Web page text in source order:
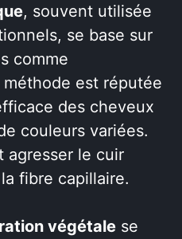
, souvent utilisée
se base sur
comme
méthode est réputée
des cheveux
couleurs variées.
agresser le cuir
fibre capillaire.
végétale se